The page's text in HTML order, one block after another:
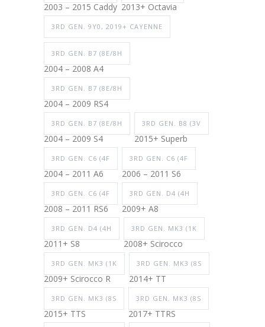
2003 – 2015 Caddy 2013+ Octavia
3RD GEN. 9Y0, 2019+ CAYENNE
3RD GEN. B7 (8E/8H
2004 – 2008 A4
3RD GEN. B7 (8E/8H
2004 – 2009 RS4
3RD GEN. B7 (8E/8H
2004 – 2009 S4
3RD GEN. B8 (3V
2015+ Superb
3RD GEN. C6 (4F
2004 – 2011 A6
3RD GEN. C6 (4F
2006 – 2011 S6
3RD GEN. C6 (4F
2008 – 2011 RS6
3RD GEN. D4 (4H
2009+ A8
3RD GEN. D4 (4H
2011+ S8
3RD GEN. MK3 (1K
2008+ Scirocco
3RD GEN. MK3 (1K
2009+ Scirocco R
3RD GEN. MK3 (8S
2014+ TT
3RD GEN. MK3 (8S
2015+ TTS
3RD GEN. MK3 (8S
2017+ TTRS